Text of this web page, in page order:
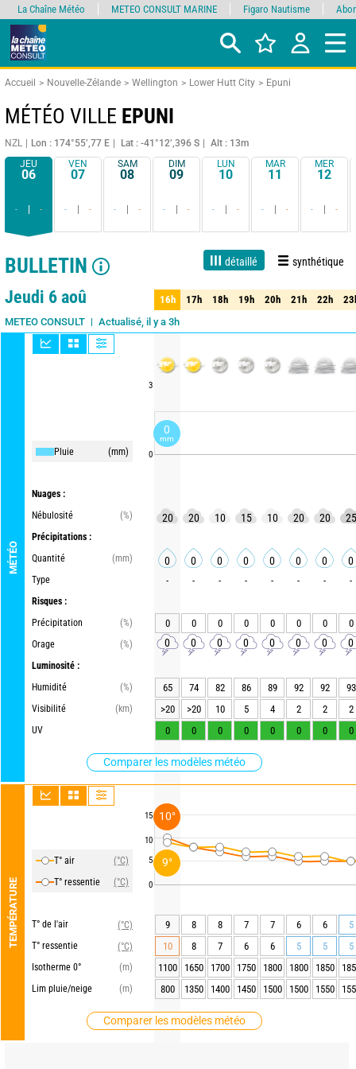
Accueil Nouvelle-Zélande Wellington Lower Hutt City Epuni
MÉTÉO VILLE EPUNI
NZL Lon : 174°55’,77 E Lat : -41°12’,396 S
Alt : 13m
JEU
06
- -
VEN
07
- -
SAM
08
- -
DIM
09
- -
LUN
10
- -
MAR
11
- -
MER
12
- -
BULLETIN détaillé synthétique
1 jour 3 jours 15 jours Fiabilité 85%
Jeudi 6 aoû
METEO CONSULT Actualisé, il y a 3h
MÉTÉO
Pluie (mm)
Nuages :
Nébulosité
(%)
Précipitations :
Quantité
(mm)
Type
Risques :
Précipitation
(%)
Orage
(%)
Luminosité :
Humidité
(%)
Visibilité
(km)
UV
Comparer les modèles météo
TEMPÉRATURE
T° air
(°C)
T° ressentie
(°C)
T° de l'air
(°C)
T° ressentie
(°C)
Isotherme 0°
(m)
Lim pluie/neige
(m)
Comparer les modèles météo
3
0
15
10
5
0
16h 17h 18h 19h 20h 21h 22h
16h 17h 18h 19h 20h 21h 22h
20 20 10 15 10 20 20 25
0 0 0 0 0 0 0 0
- - - - - - - -
0 0 0 0 0 0 0 0
0 0 0 0 0 0 0 0
65 74 82 86 89 92 92
93
>20
>20 10 5 4 2 2
2
0
0 0 0 0 0 0 0
9 8 8 7 7 6 6
5
10
8 7 6 6 5 5
5
1100
1650 1700 1750 1800 1800 1850
800
1350 1400 1450 1500 1500 1550
La Chaîne Météo METEO CONSULT MARINE Figaro Nautisme
0
mm
9°
10°